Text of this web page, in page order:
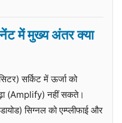
में मुख्य अंतर क्या
सर्किट में ऊर्जा को
(Amplify) नहीं सकते।
सिग्नल को एम्प्लीफाई और